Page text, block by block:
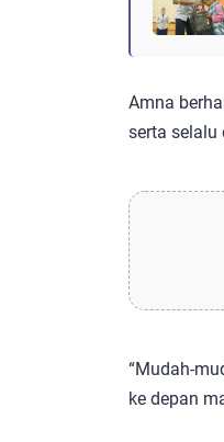
Amna
serta selalu
“Mudah-
ke depan